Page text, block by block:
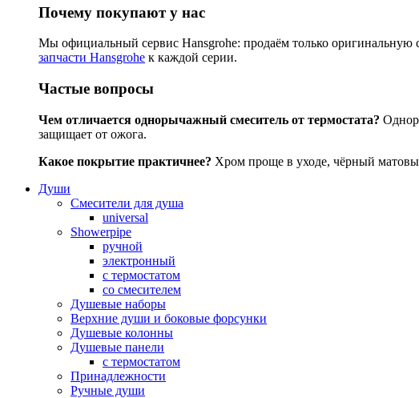
Почему покупают у нас
Мы официальный сервис Hansgrohe: продаём только оригинальную
запчасти Hansgrohe к каждой серии.
Частые вопросы
Чем отличается однорычажный смеситель от термостата?
защищает от ожога.
Какое покрытие практичнее? Хром проще в уходе, чёрный
Души
Смесители для душа
universal
Showerpipe
ручной
электронный
с термостатом
со смесителем
Душевые наборы
Верхние души и боковые форсунки
Душевые колонны
Душевые панели
с термостатом
Принадлежности
Ручные души